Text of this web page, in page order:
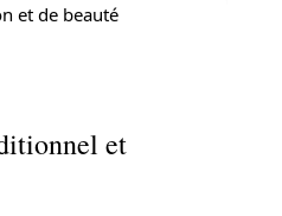
et de beauté
et